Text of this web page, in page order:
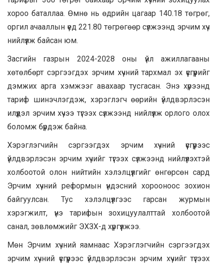
хороо баталлаа. Өмнө нь өдрийн цагаар 140.18 төгрөг,
оргил ачааллын үед 221.80 төгрөгөөр сүлжээнд эрчим хүч
нийлүүлж байсан юм.
Засгийн газрын 2024-2028 оны үйл ажиллагааны
хөтөлбөрт сэргээгдэх эрчим хүчний тархмал эх үүсгүүрийг
дэмжих арга хэмжээг авахаар тусгасан. Энэ хүрээнд
тариф шинэчлэгдэж, хэрэглэгч өөрийн үйлдвэрлэсэн
илүүдэл эрчим хүчээ түгээх сүлжээнд нийлүүлж орлого олох
боломж бүрдэж байна.
Хэрэглэгчийн сэргээгдэх эрчим хүчний үүсгүүрээс
үйлдвэрлэсэн эрчим хүчийг түгээх сүлжээнд нийлүүлэхтэй
холбоотой олон нийтийн хэлэлцүүлгийг өнгөрсөн сард
Эрчим хүчний реформын үндэсний хорооноос зохион
байгуулсан. Тус хэлэлцүүлгээс гарсан журмын
хэрэгжилт, үнэ тарифын зохицуулалттай холбоотой
санал, зөвлөмжийг ЭХЗХ-д хүргүүлжээ.
Мөн Эрчим хүчний яамнаас Хэрэглэгчийн сэргээгдэх
эрчим хүчний үүсгүүрээс үйлдвэрлэсэн эрчим хүчийг түгээх